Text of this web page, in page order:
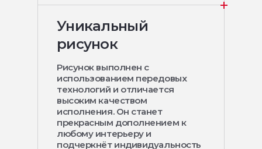
Уникальный
рисунок
Рисунок выполнен с
использованием передовых
технологий и отличается
высоким качеством
исполнения. Он станет
прекрасным дополнением к
любому интерьеру и
подчеркнёт индивидуальность